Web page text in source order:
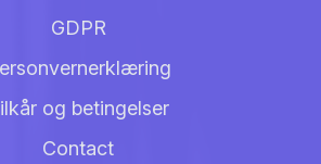
GDPR
og betingelser
Contact